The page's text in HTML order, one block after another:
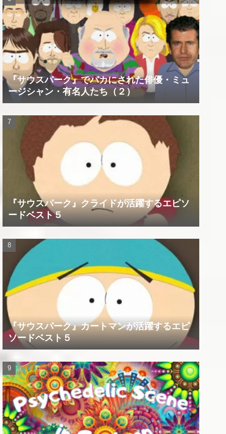
『サウスパーク』でバカにされた俳優・ミュ
ージシャン・有名人たち（２）
『サウスパーク』クライドが活躍するエピソ
ードベスト５
『サウスパーク』カートマンが活躍するエピ
ソードベスト５